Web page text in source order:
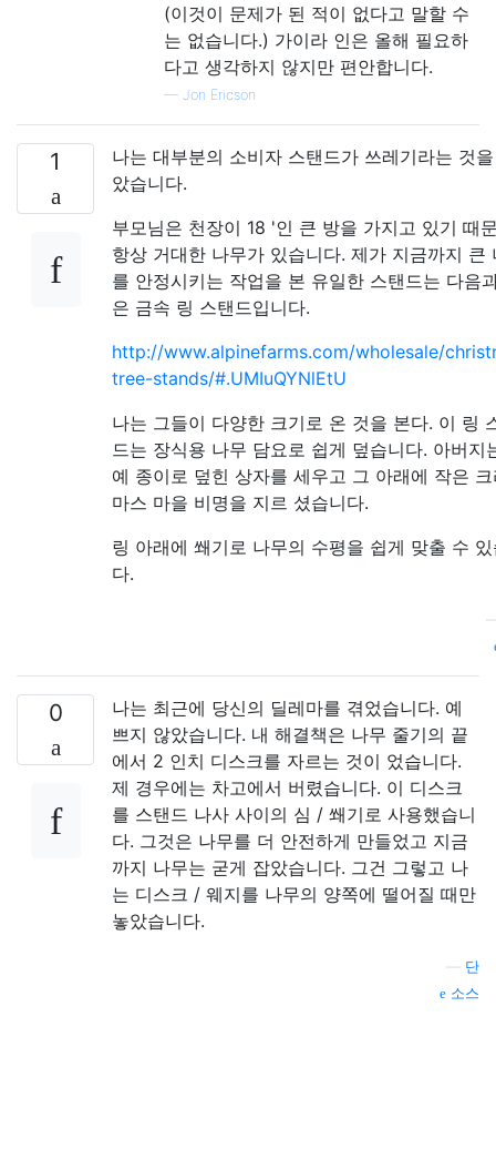
(이것이 문제가 된 적이 없다고 말할 수
는 없습니다.) 가이라 인은 올해 필요하
다고 생각하지 않지만 편안합니다.
— Jon Ericson
1
나는 대부분의 소비자 스탠드가 쓰레기라는 것
았습니다.
부모님은 천장이 18 '인 큰 방을 가지고 있기 때
항상 거대한 나무가 있습니다. 제가 지금까지 큰
를 안정시키는 작업을 본 유일한 스탠드는 다음
은 금속 링 스탠드입니다.
http://www.alpinefarms.com/wholesale/
tree-stands/#.UMIuQYNlEtU
나는 그들이 다양한 크기로 온 것을 본다. 이 링
드는 장식용 나무 담요로 쉽게 덮습니다. 아버지
예 종이로 덮힌 상자를 세우고 그 아래에 작은
마스 마을 비명을 지르 셨습니다.
링 아래에 쐐기로 나무의 수평을 쉽게 맞출 수
다.
0
나는 최근에 당신의 딜레마를 겪었습니다. 예
쁘지 않았습니다. 내 해결책은 나무 줄기의 끝
에서 2 인치 디스크를 자르는 것이 었습니다.
제 경우에는 차고에서 버렸습니다. 이 디스크
를 스탠드 나사 사이의 심 / 쐐기로 사용했습니
다. 그것은 나무를 더 안전하게 만들었고 지금
까지 나무는 굳게 잡았습니다. 그건 그렇고 나
는 디스크 / 웨지를 나무의 양쪽에 떨어질 때만
놓았습니다.
단
소스